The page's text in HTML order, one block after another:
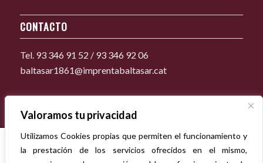
Valoramos tu privacidad
Utilizamos Cookies propias que permiten el funcionamiento y
la prestación de los servicios ofrecidos en el mismo,
CONTACTO
Tel. 93 346 91 52 / 93 346 92 06
baltasar1861@imprentabaltasar.cat